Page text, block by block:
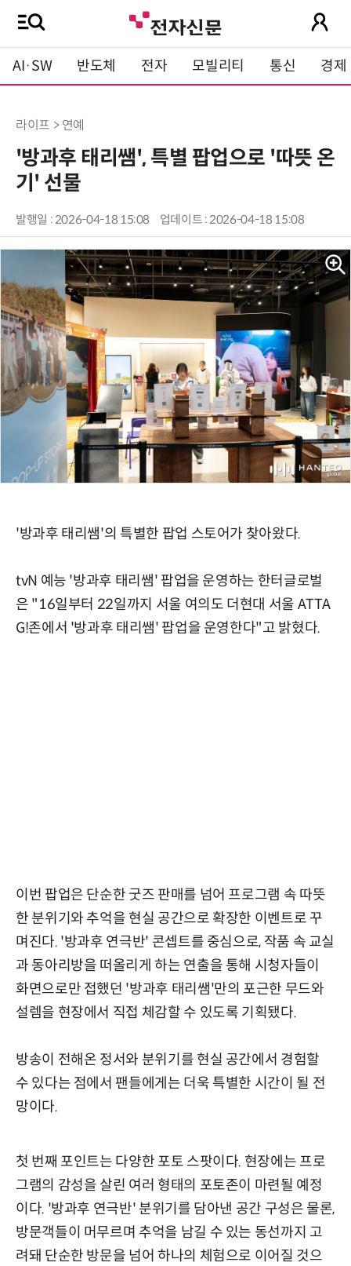
AI·SW 반도체 전자 모빌리티 통신 경제
라이프 > 연예
'방과후 태리쌤', 특별 팝업으로 '따뜻 온
기' 선물
발행일 : 2026-04-18 15:08 업데이트 : 2026-04-18 15:08
'방과후 태리쌤'의 특별한 팝업 스토어가 찾아왔다.
tvN 예능 '방과후 태리쌤' 팝업을 운영하는 한터글로벌
은 "16일부터 22일까지 서울 여의도 더현대 서울 ATTA
G!존에서 '방과후 태리쌤' 팝업을 운영한다"고 밝혔다.
이번 팝업은 단순한 굿즈 판매를 넘어 프로그램 속 따뜻
한 분위기와 추억을 현실 공간으로 확장한 이벤트로 꾸
며진다. '방과후 연극반' 콘셉트를 중심으로, 작품 속 교실
과 동아리방을 떠올리게 하는 연출을 통해 시청자들이
화면으로만 접했던 '방과후 태리쌤'만의 포근한 무드와
설렘을 현장에서 직접 체감할 수 있도록 기획됐다.
방송이 전해온 정서와 분위기를 현실 공간에서 경험할
수 있다는 점에서 팬들에게는 더욱 특별한 시간이 될 전
망이다.
첫 번째 포인트는 다양한 포토 스팟이다. 현장에는 프로
그램의 감성을 살린 여러 형태의 포토존이 마련될 예정
이다. '방과후 연극반' 분위기를 담아낸 공간 구성은 물론,
방문객들이 머무르며 추억을 남길 수 있는 동선까지 고
려돼 단순한 방문을 넘어 하나의 체험으로 이어질 것으